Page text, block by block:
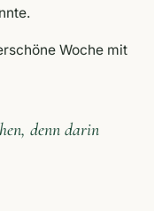
Woche mit
denn darin